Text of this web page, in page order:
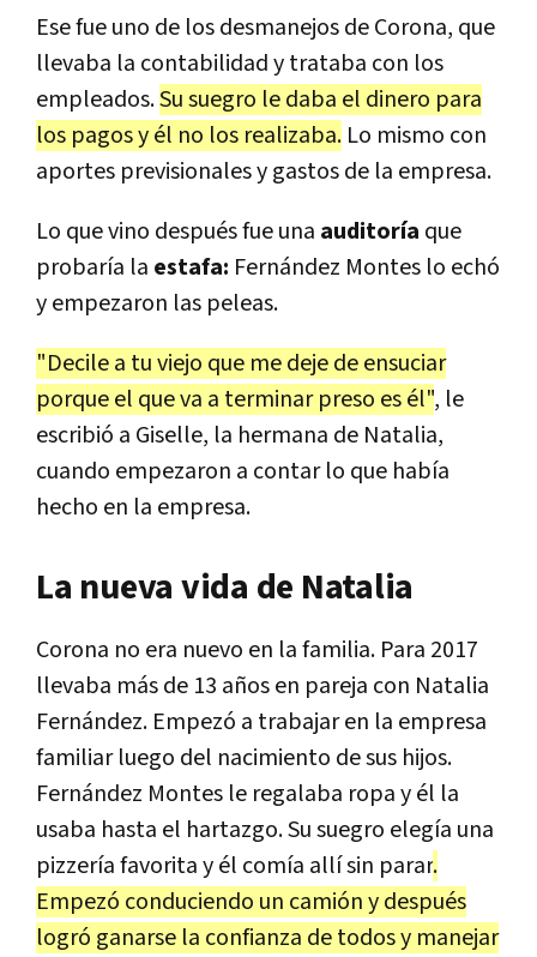
Ese fue uno de los desmanejos de Corona, que
llevaba la contabilidad y trataba con los
empleados.Su suegro le daba el dinero para
los pagos y él no los realizaba. Lo mismo con
aportes previsionales y gastos de la empresa.
Lo que vino después fue una auditoría que
probaría la estafa: Fernández Montes lo echó
y empezaron las peleas.
"Decile a tu viejo que me deje de ensuciar
porque el que va a terminar preso es él", le
escribió a Giselle, la hermana de Natalia,
cuando empezaron a contar lo que había
hecho en la empresa.
La nueva vida de Natalia
Corona no era nuevo en la familia. Para 2017
llevaba más de 13 años en pareja con Natalia
Fernández. Empezó a trabajar en la empresa
familiar luego del nacimiento de sus hijos.
Fernández Montes le regalaba ropa y él la
usaba hasta el hartazgo. Su suegro elegía una
pizzería favorita y él comía allí sin parar.
Empezó conduciendo un camión y después
logró ganarse la confianza de todos y manejar